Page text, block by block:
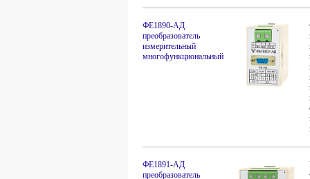
ФЕ1890-АД
преобразователь
измерительный
многофункциональный
ФЕ1891-АД
преобразователь